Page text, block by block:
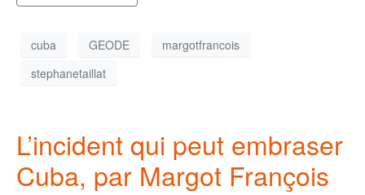
cuba GEODE
margotfrancois
stephanetaillat
L’incident qui peut embraser
Cuba, par Margot François